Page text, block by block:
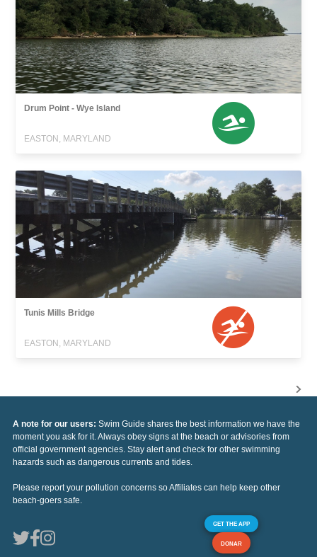
Drum Point - Wye Island
EASTON, MARYLAND
Tunis Mills Bridge
EASTON, MARYLAND
A note for our users: Swim Guide shares the best information we have the
moment you ask for it. Always obey signs at the beach or advisories from
official government agencies. Stay alert and check for other swimming
hazards such as dangerous currents and tides.
Please report your pollution concerns so Affiliates can help keep other
beach-goers safe.
GET THE APP
DONAR